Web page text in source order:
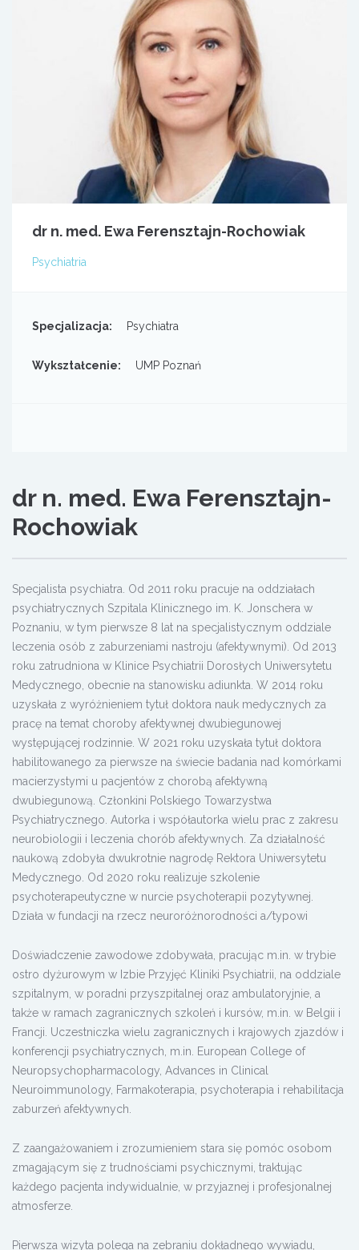
dr n. med. Ewa Ferensztajn-Rochowiak
Psychiatria
Specjalizacja: Psychiatra
Wykształcenie: UMP Poznań
dr n. med. Ewa Ferensztajn-
Rochowiak
Specjalista psychiatra. Od 2011 roku pracuje na oddziałach
psychiatrycznych Szpitala Klinicznego im. K. Jonschera w
Poznaniu, w tym pierwsze 8 lat na specjalistycznym oddziale
leczenia osób z zaburzeniami nastroju (afektywnymi). Od 2013
roku zatrudniona w Klinice Psychiatrii Dorosłych Uniwersytetu
Medycznego, obecnie na stanowisku adiunkta. W 2014 roku
uzyskała z wyróżnieniem tytuł doktora nauk medycznych za
pracę na temat choroby afektywnej dwubiegunowej
występującej rodzinnie. W 2021 roku uzyskała tytuł doktora
habilitowanego za pierwsze na świecie badania nad komórkami
macierzystymi u pacjentów z chorobą afektywną
dwubiegunową. Członkini Polskiego Towarzystwa
Psychiatrycznego. Autorka i współautorka wielu prac z zakresu
neurobiologii i leczenia chorób afektywnych. Za działalność
naukową zdobyła dwukrotnie nagrodę Rektora Uniwersytetu
Medycznego. Od 2020 roku realizuje szkolenie
psychoterapeutyczne w nurcie psychoterapii pozytywnej.
Działa w fundacji na rzecz neuroróżnorodności a/typowi
Doświadczenie zawodowe zdobywała, pracując m.in. w trybie
ostro dyżurowym w Izbie Przyjęć Kliniki Psychiatrii, na oddziale
szpitalnym, w poradni przyszpitalnej oraz ambulatoryjnie, a
także w ramach zagranicznych szkoleń i kursów, m.in. w Belgii i
Francji. Uczestniczka wielu zagranicznych i krajowych zjazdów i
konferencji psychiatrycznych, m.in. European College of
Neuropsychopharmacology, Advances in Clinical
Neuroimmunology, Farmakoterapia, psychoterapia i rehabilitacja
zaburzeń afektywnych.
Z zaangażowaniem i zrozumieniem stara się pomóc osobom
zmagającym się z trudnościami psychicznymi, traktując
każdego pacjenta indywidualnie, w przyjaznej i profesjonalnej
atmosferze.
Pierwsza wizyta polega na zebraniu dokładnego wywiadu,